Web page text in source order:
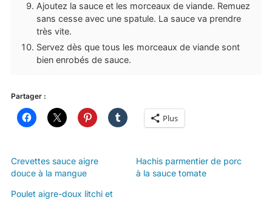
Ajoutez la sauce et les morceaux de viande. Remuez
sans cesse avec une spatule. La sauce va prendre
très vite.
Servez dès que tous les morceaux de viande sont
bien enrobés de sauce.
Partager :
Plus
Crevettes sauce aigre
douce à la mangue
Hachis parmentier de porc
à la sauce tomate
Poulet aigre-doux litchi et